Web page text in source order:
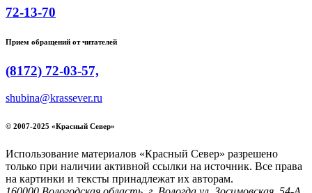
72-13-70
Прием обращений от читателей
(8172) 72-03-57,
shubina@krassever.ru
© 2007-2025 «Красный Север»
Использование материалов «Красный Север» разрешено
только при наличии активной ссылки на источник. Все права
на картинки и тексты принадлежат их авторам.